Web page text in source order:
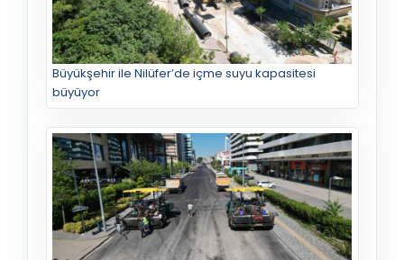
Büyükşehir ile Nilüfer’de içme suyu kapasitesi
büyüyor